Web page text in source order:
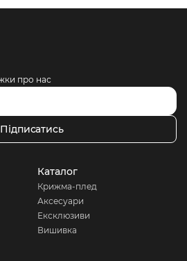
про нас
Підписатись
Каталог
Крижма-плед
Аксесуари
Ексклюзиви
Вишивка